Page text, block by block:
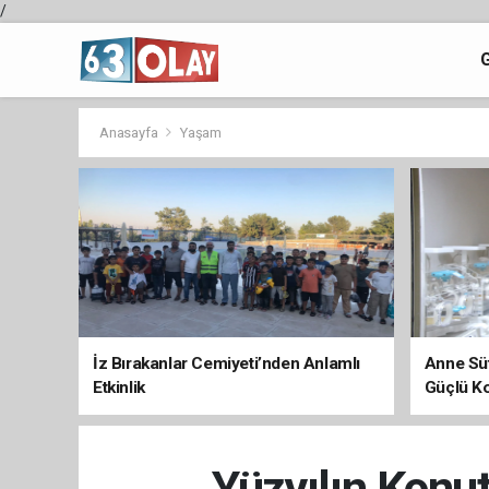
/
Anasayfa Yaşam
İz Bırakanlar Cemiyeti’nden Anlamlı
Etkinlik
Anne
Güçlü